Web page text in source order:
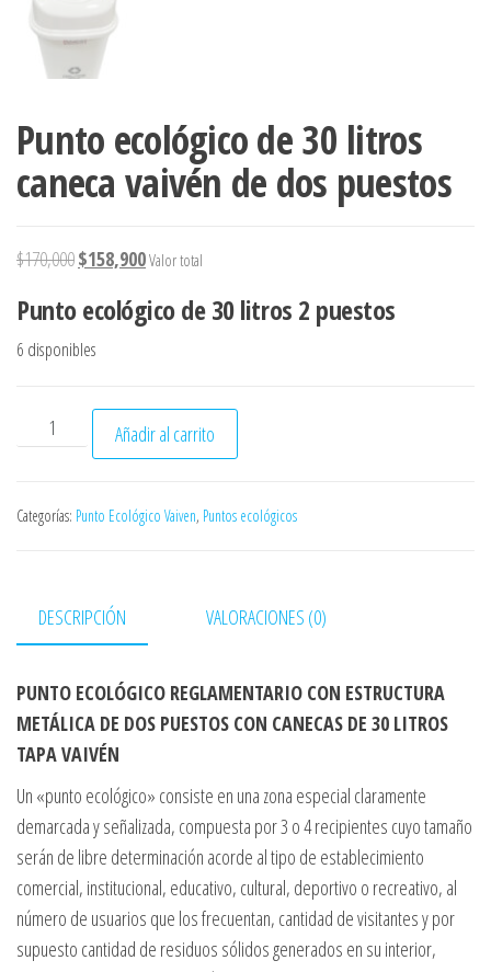
Punto ecológico de 30 litros
caneca vaivén de dos puestos
$170,000El precio original era: $170,000.
$158,900El precio actual es: $158,900.
Valor total
Punto ecológico de 30 litros 2 puestos
6 disponibles
Punto ecológico de 30 litros caneca vaivén de dos puestos
Añadir al carrito
Categorías: Punto Ecológico Vaiven, Puntos ecológicos
DESCRIPCIÓN VALORACIONES (0)
PUNTO ECOLÓGICO REGLAMENTARIO CON ESTRUCTURA
METÁLICA DE DOS PUESTOS CON CANECAS DE 30 LITROS
TAPA VAIVÉN
Un «punto ecológico» consiste en una zona especial claramente
demarcada y señalizada, compuesta por 3 o 4 recipientes cuyo tamaño
serán de libre determinación acorde al tipo de establecimiento
comercial, institucional, educativo, cultural, deportivo o recreativo, al
número de usuarios que los frecuentan, cantidad de visitantes y por
supuesto cantidad de residuos sólidos generados en su interior,